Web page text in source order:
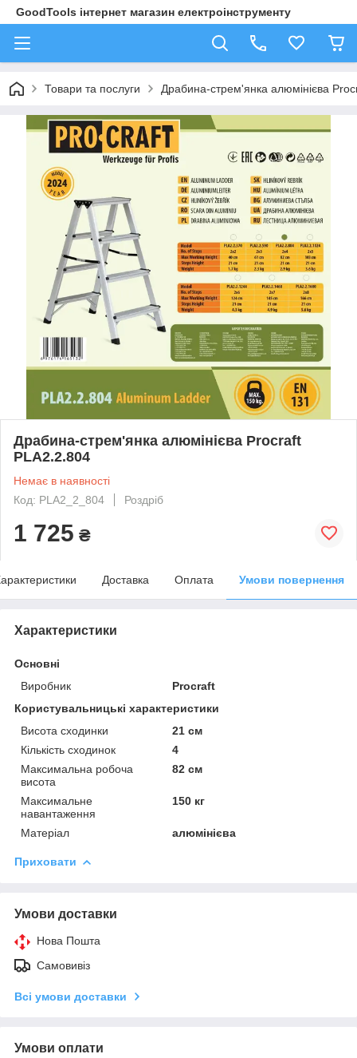
GoodTools інтернет магазин електроінструменту
Товари та послуги Драбина-стрем'янка алюмінієва
Драбина-стрем'янка алюмінієва Procraft
PLA2.2.804
Немає в наявності
Код: PLA2_2_804
Роздріб
1 725 ₴
Доставка Оплата Умови повернення
Характеристики
Основні
Виробник
Procraft
Користувальницькі характеристики
Висота сходинки
21 см
Кількість сходинок
4
Максимальна робоча
висота
82 см
Максимальне
навантаження
150 кг
Матеріал алюмінієва
Приховати
Умови доставки
Нова Пошта
Самовивіз
Всі умови доставки
Умови оплати